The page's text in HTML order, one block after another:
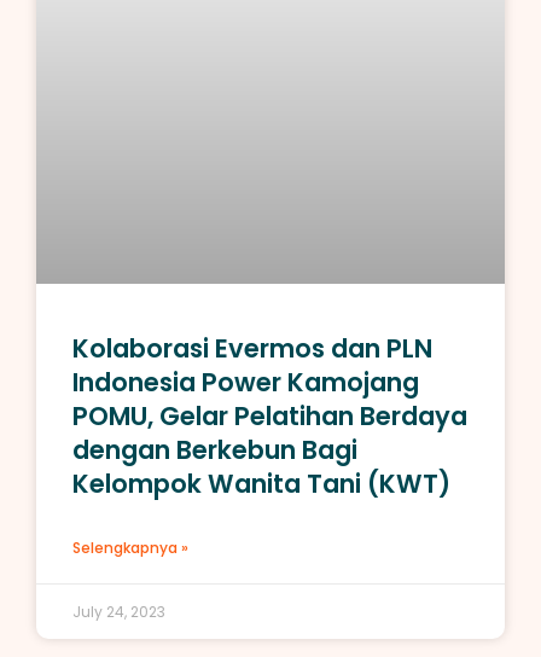
Kolaborasi Evermos dan PLN
Indonesia Power Kamojang
POMU, Gelar Pelatihan Berdaya
dengan Berkebun Bagi
Kelompok Wanita Tani (KWT)
Selengkapnya »
July 24, 2023